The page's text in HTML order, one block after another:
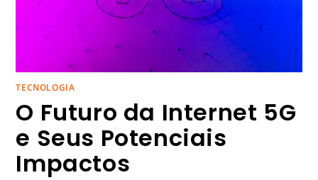
TECNOLOGIA
O Futuro da Internet 5G
e Seus Potenciais
Impactos